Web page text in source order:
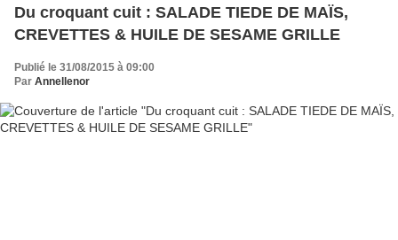
Du croquant cuit : SALADE TIEDE DE MAÏS,
CREVETTES & HUILE DE SESAME GRILLE
Publié le 31/08/2015 à 09:00
Par Annellenor